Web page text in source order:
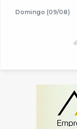
Domingo (09/08)